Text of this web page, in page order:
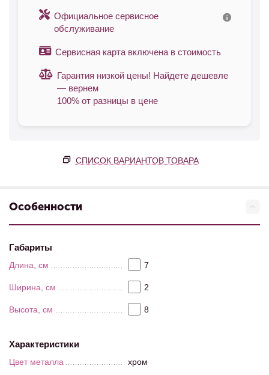
Официальное сервисное
обслуживание
Сервисная карта включена в стоимость
Гарантия низкой цены! Найдете дешевле
— вернем
100% от разницы в цене
СПИСОК ВАРИАНТОВ ТОВАРА
Особенности
Габариты
Длина, см 7
Ширина, см 2
Высота, см 8
Характеристики
Цвет металла хром